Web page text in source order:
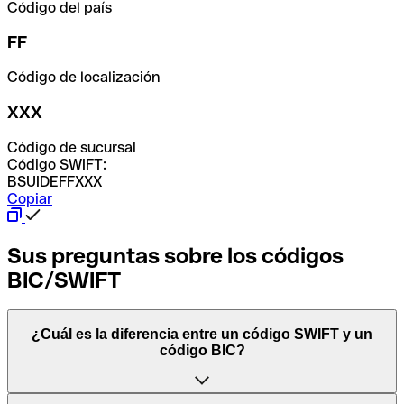
Código del país
FF
Código de localización
XXX
Código de sucursal
Código SWIFT:
BSUIDEFFXXX
Copiar
Sus preguntas sobre los códigos
BIC/SWIFT
¿Cuál es la diferencia entre un código SWIFT y un
código BIC?